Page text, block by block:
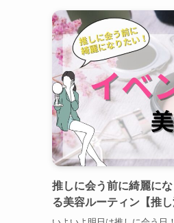
推しに会う前に綺麗に
る美容ルーティン【推し